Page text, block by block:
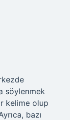
söylenmek
kelime olup
bazı